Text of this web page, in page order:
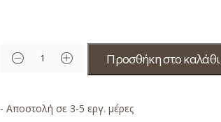
Προσθήκη στο καλάθι
- Αποστολή σε 3-5 εργ. μέρες